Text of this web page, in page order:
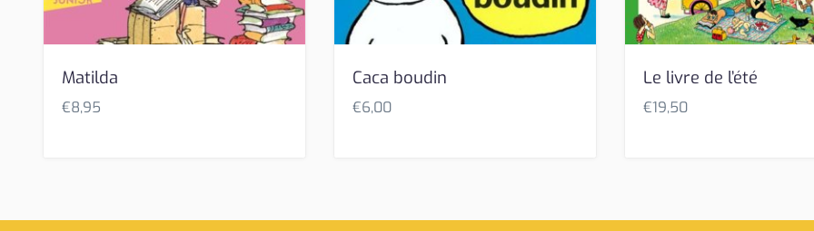
Matilda
€8,95
Caca boudin
€6,00
Le livre de l’été
€19,50